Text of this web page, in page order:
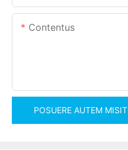
Contentus
POSUERE AUTEM MISIT